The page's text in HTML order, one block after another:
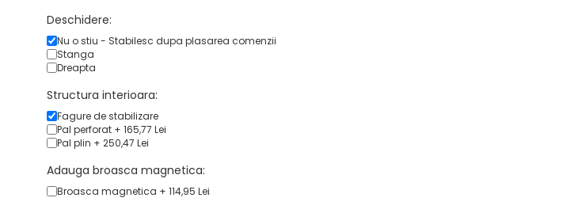
Deschidere:
Nu o stiu - Stabilesc dupa plasarea comenzii
Stanga
Dreapta
Structura interioara:
Fagure de stabilizare
Pal perforat + 165,77 Lei
Pal plin + 250,47 Lei
Adauga broasca magnetica:
Broasca magnetica + 114,95 Lei